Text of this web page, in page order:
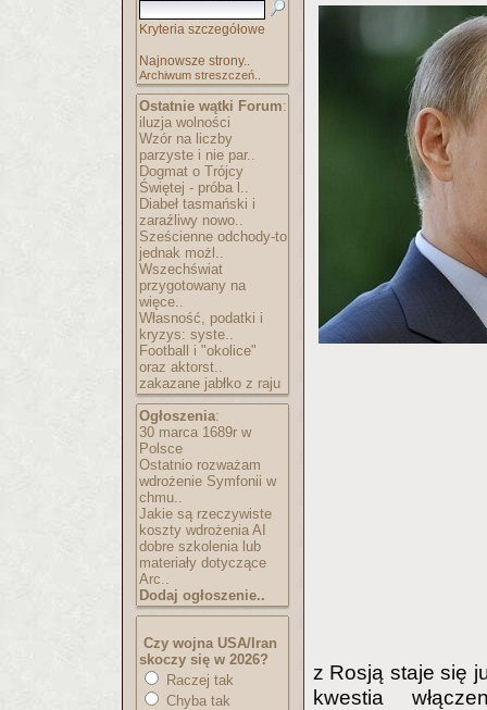
Kryteria szczegółowe
Najnowsze strony..
Archiwum streszczeń..
Ostatnie wątki Forum:
iluzja wolności
Wzór na liczby
parzyste i nie par..
Dogmat o Trójcy
Świętej - próba l..
Diabeł tasmański i
zaraźliwy nowo..
Sześcienne odchody-to
jednak możl..
Wszechświat
przygotowany na
więce..
Własność, podatki i
kryzys: syste..
Football i "okolice"
oraz aktorst..
zakazane jabłko z raju
Ogłoszenia:
30 marca 1689r w
Polsce
Ostatnio rozważam
wdrożenie Symfonii w
chmu..
Jakie są rzeczywiste
koszty wdrożenia AI
dobre szkolenia lub
materiały dotyczące
Arc..
Dodaj ogłoszenie..
Czy wojna USA/Iran
skoczy się w 2026?
Raczej tak
Chyba tak
z Rosją staje się
kwestia